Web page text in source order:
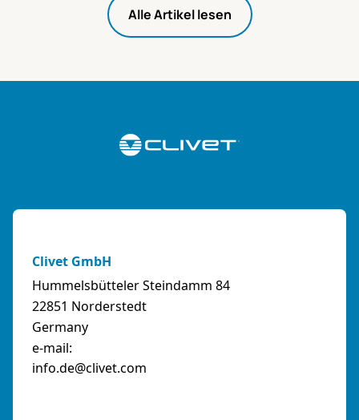
Alle Artikel lesen
Clivet GmbH
Hummelsbütteler Steindamm 84
22851 Norderstedt
Germany
e-mail:
info.de@clivet.com